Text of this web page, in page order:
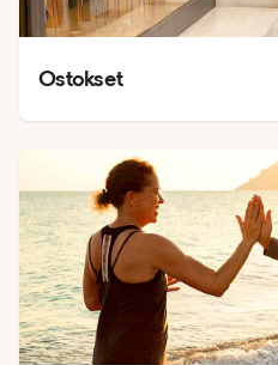
Ostokset